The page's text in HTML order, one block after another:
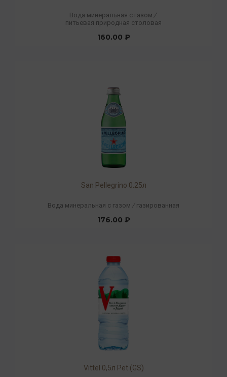
Вода минеральная с газом /
питьевая природная столовая
160.00 ₽
San Pellegrino 0.25л
Вода минеральная с газом / газированная
176.00 ₽
Vittel 0,5л Pet (GS)